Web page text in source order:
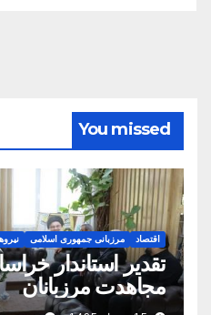
You missed
اقتصاد مرزبانی جمهوری اسلامی
تقدیر استاندار
مجاهدت مرزبانان